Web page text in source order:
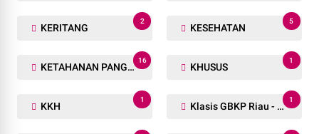
KERITANG
2
KESEHATAN
5
KETAHANAN PANGAN
16
KHUSUS
1
KKH
1
Klasis GBKP Riau - Sumbar.
1